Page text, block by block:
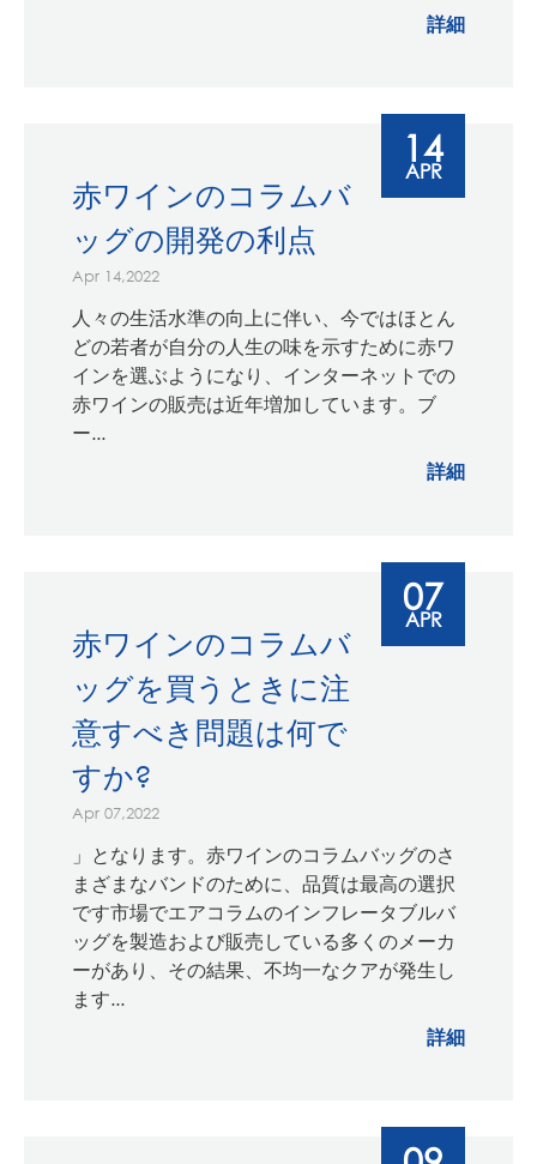
詳細
赤ワインのコラムバ
ッグの開発の利点
Apr 14,2022
人々の生活水準の向上に伴い、今ではほとん
どの若者が自分の人生の味を示すために赤ワ
インを選ぶようになり、インターネットでの
赤ワインの販売は近年増加しています。ブ
ー...
詳細
14
APR
赤ワインのコラムバ
ッグを買うときに注
意すべき問題は何で
すか?
Apr 07,2022
」となります。赤ワインのコラムバッグのさ
まざまなバンドのために、品質は最高の選択
です市場でエアコラムのインフレータブルバ
ッグを製造および販売している多くのメーカ
ーがあり、その結果、不均一なクアが発生し
ます...
詳細
07
APR